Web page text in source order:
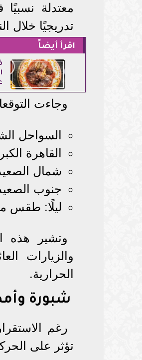
معتدلة
تدريجيًا خلال
اقرأ أيضاً
وجاءت
السواحل
القاهرة
شمال
جنوب
ليلًا: طقس
وتشير هذه
والزيارات
الحرارية.
شبورة
رغم
تؤثر على